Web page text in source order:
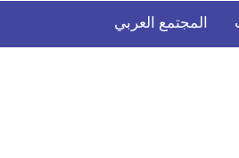
المجتمع العربي